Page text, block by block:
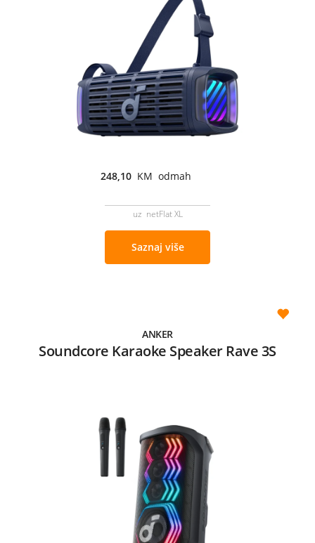
248,10 KM odmah
uz netFlat XL
Saznaj više
ANKER
Soundcore Karaoke Speaker Rave 3S